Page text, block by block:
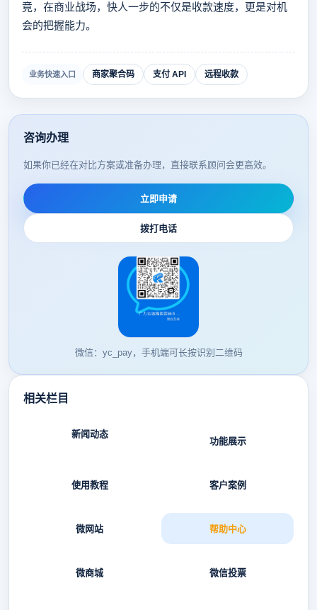
竟，在商业战场，快人一步的不仅是收款速度，更是对机
会的把握能力。
业务快速入口 商家聚合码 支付 API 远程收款
咨询办理
如果你已经在对比方案或准备办理，直接联系顾问会更高效。
立即申请
拨打电话
微信：yc_pay，手机端可长按识别二维码
相关栏目
新闻动态
功能展示
使用教程 客户案例
微网站 帮助中心
微商城 微信投票